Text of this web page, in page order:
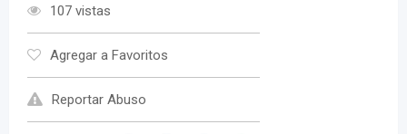
107 vistas
Agregar a Favoritos
Reportar Abuso